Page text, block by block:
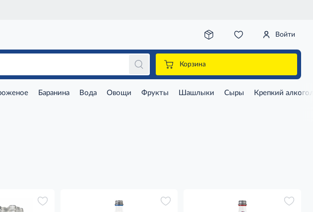
Войти
Корзина
Баранина Вода Овощи Фрукты Шашлыки Сыры Крепкий